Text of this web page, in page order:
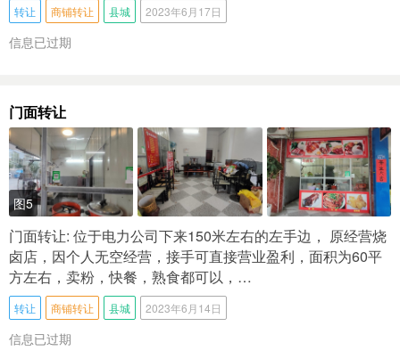
转让 商铺转让 县城 2023年6月17日
信息已过期
门面转让
图5
门面转让: 位于电力公司下来150米左右的左手边， 原经营烧
卤店，因个人无空经营，接手可直接营业盈利，面积为60平
方左右，卖粉，快餐，熟食都可以，…
转让 商铺转让 县城 2023年6月14日
信息已过期